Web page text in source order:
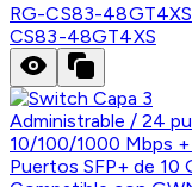
RG-CS83-48GT4XS
CS83-48GT4XS